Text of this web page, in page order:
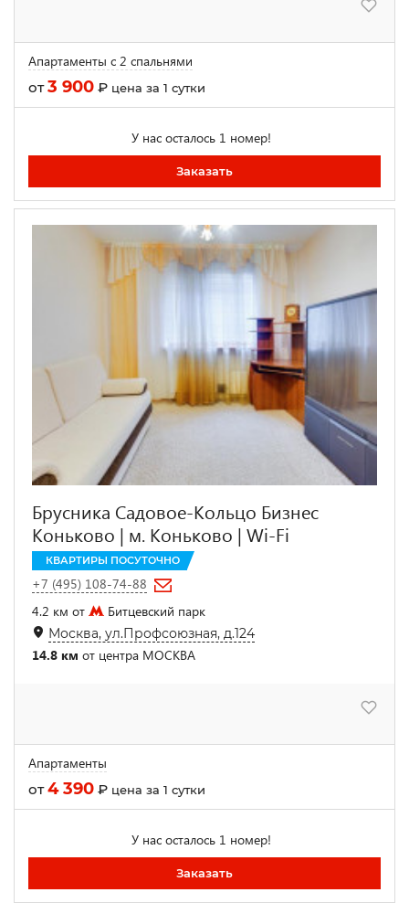
Апартаменты с 2 спальнями
от3 900 ₽ цена за 1 сутки
У нас осталось 1 номер!
Заказать
Брусника Садовое-Кольцо Бизнес
Коньково | м. Коньково | Wi-Fi
КВАРТИРЫ ПОСУТОЧНО
+7 (495) 108-74-88
4.2 км от
Битцевский парк
Москва, ул.Профсоюзная, д.124
14.8 км от центра МОСКВА
Апартаменты
от4 390 ₽ цена за 1 сутки
У нас осталось 1 номер!
Заказать